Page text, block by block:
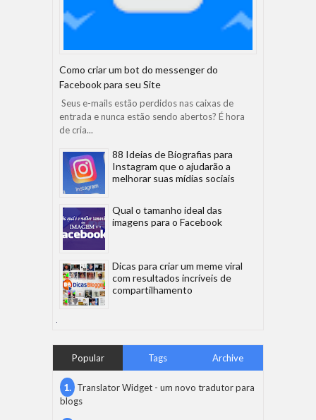
Como criar um bot do messenger do
Facebook para seu Site
Seus e-mails estão perdidos nas caixas de
entrada e nunca estão sendo abertos? É hora
de cria...
88 Ideias de Biografias para
Instagram que o ajudarão a
melhorar suas mídias sociais
Qual o tamanho ideal das
imagens para o Facebook
Dicas para criar um meme viral
com resultados incríveis de
compartilhamento
Popular Tags Archive
Translator Widget - um novo tradutor para
blogs